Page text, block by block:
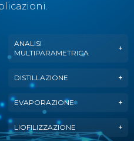
ANALISI
MULTIPARAMETRICA
DISTILLAZIONE
EVAPORAZIONE
LIOFILIZZAZIONE